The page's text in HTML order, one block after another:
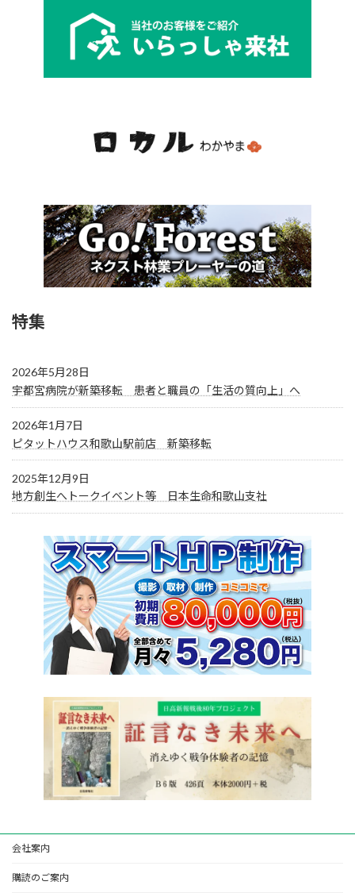
特集
2026年5月28日
宇都宮病院が新築移転 患者と職員の「生活の質向上」へ
2026年1月7日
ピタットハウス和歌山駅前店 新築移転
2025年12月9日
地方創生へトークイベント等 日本生命和歌山支社
会社案内
購読のご案内